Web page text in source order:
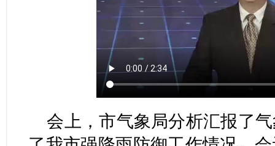
会上，市气象局分析汇报了